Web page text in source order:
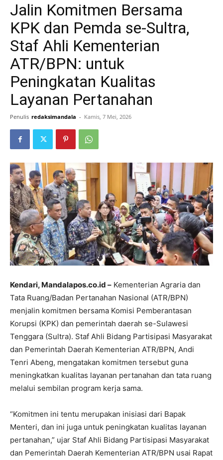
Jalin Komitmen Bersama
KPK dan Pemda se-Sultra,
Staf Ahli Kementerian
ATR/BPN: untuk
Peningkatan Kualitas
Layanan Pertanahan
Penulis redaksimandala - Kamis, 7 Mei, 2026
Kendari, Mandalapos.co.id – Kementerian Agraria dan
Tata Ruang/Badan Pertanahan Nasional (ATR/BPN)
menjalin komitmen bersama Komisi Pemberantasan
Korupsi (KPK) dan pemerintah daerah se-Sulawesi
Tenggara (Sultra). Staf Ahli Bidang Partisipasi Masyarakat
dan Pemerintah Daerah Kementerian ATR/BPN, Andi
Tenri Abeng, mengatakan komitmen tersebut guna
meningkatkan kualitas layanan pertanahan dan tata ruang
melalui sembilan program kerja sama.
“Komitmen ini tentu merupakan inisiasi dari Bapak
Menteri, dan ini juga untuk peningkatan kualitas layanan
pertanahan,” ujar Staf Ahli Bidang Partisipasi Masyarakat
dan Pemerintah Daerah Kementerian ATR/BPN usai Rapat